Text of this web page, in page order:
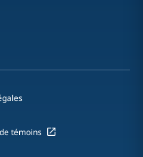
témoins